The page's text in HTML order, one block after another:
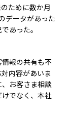
ために数か月
データがあった
あった。
報の共有も不
内容があいま
お客さま相談
でなく、本社